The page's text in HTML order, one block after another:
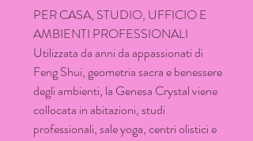
PER CASA, STUDIO, UFFICIO E
AMBIENTI PROFESSIONALI
Utilizzata da anni da appassionati di
Feng Shui, geometria sacra e benessere
degli ambienti, la Genesa Crystal viene
collocata in abitazioni, studi
professionali, sale yoga, centri olistici e